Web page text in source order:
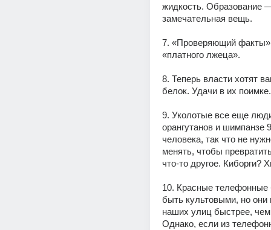
жидкость. Образование
замечательная вещь.
7. «Проверяющий
«платного лжеца».
8. Теперь власти хотят
белок. Удачи в их поимке.
9. Уколотые все еще
орангутанов и шимпанзе
человека, так что не
менять, чтобы
что-то другое. Киборги?
10. Красные телефонные
быть культовыми, но они
наших улиц быстрее,
Однако, если из